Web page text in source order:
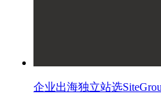
企业出海独立站选